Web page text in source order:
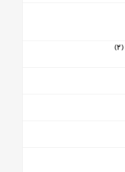
(2)